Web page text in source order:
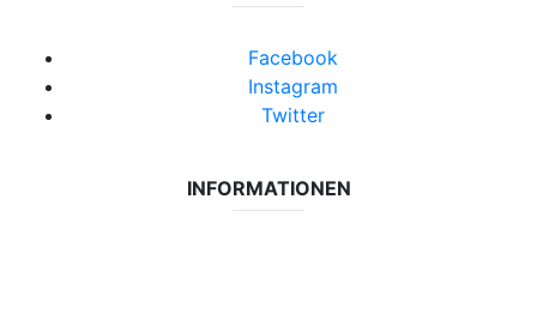
Facebook
Instagram
Twitter
INFORMATIONEN